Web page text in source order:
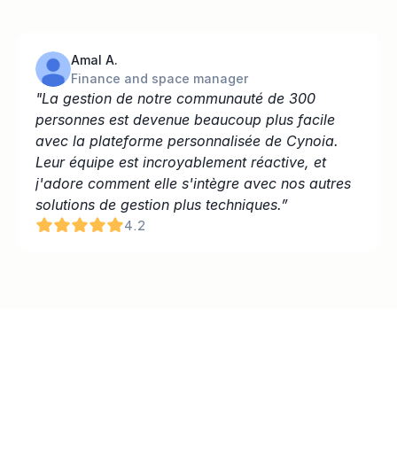
Amal A.
Finance and space manager
"La gestion de notre communauté de 300
personnes est devenue beaucoup plus facile
avec la plateforme personnalisée de Cynoia.
Leur équipe est incroyablement réactive, et
j'adore comment elle s'intègre avec nos autres
solutions de gestion plus techniques.”
4.2